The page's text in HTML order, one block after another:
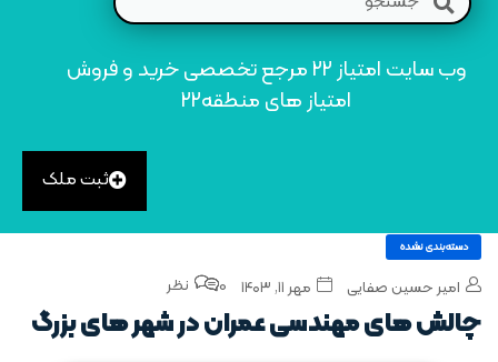
وب سایت امتیاز 22 مرجع تخصصی خرید و فروش
امتیاز های منطقه22
ثبت ملک
دسته‌بندی نشده
امیر حسین صفایی مهر ۱۱, ۱۴۰۳ 0 نظر
چالش‌ های مهندسی عمران در شهر های بزرگ